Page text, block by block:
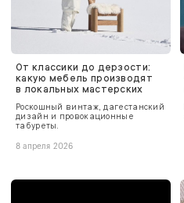
От классики до дерзости:
какую мебель производят
в локальных мастерских
Роскошный винтаж, дагестанский
дизайн и провокационные
табуреты.
8 апреля 2026